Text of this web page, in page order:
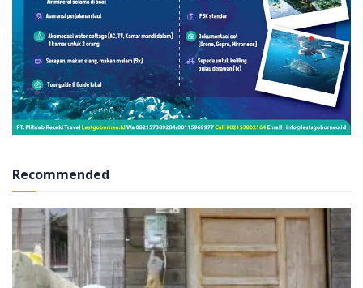
Recommended